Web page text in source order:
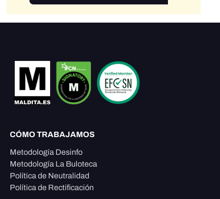
CÓMO TRABAJAMOS
Metodología Desinfo
Metodología La Buloteca
Política de Neutralidad
Política de Rectificación